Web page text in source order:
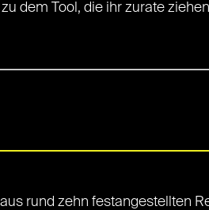
zu dem Tool, die ihr zurate
rund zehn festangestellten